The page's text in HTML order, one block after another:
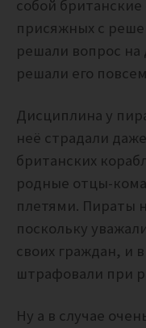
собой
присяжных с
решали вопрос на
решали его
Дисциплина у
неё страдали
британских
родные отцы-
плетями. Пираты
поскольку
своих граждан, и
штрафовали при
Ну а в случае